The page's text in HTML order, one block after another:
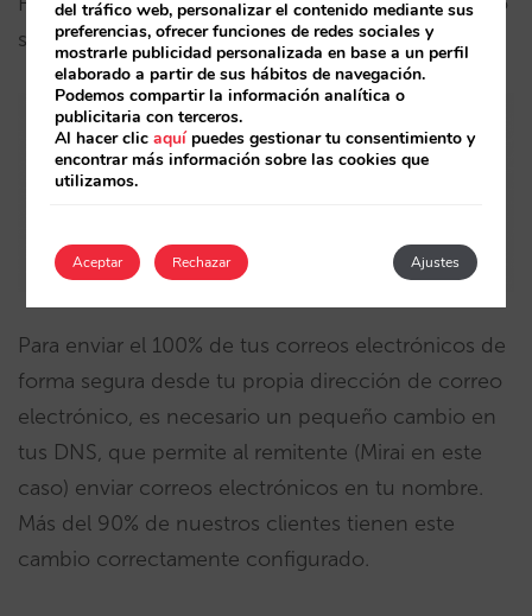
spam si no envías estos correos correctamente.
Para enviar el 100% de tus correos electrónicos de
forma segura desde tu propia dirección de correo
electrónico, es necesario un pequeño cambio en
tus DNS, que permite al remitente (Mirai en este
caso) enviar correos electrónicos en tu nombre.
Más del 90% de nuestros clientes tienen este
cambio correctamente configurado.
del tráfico web, personalizar el contenido mediante sus
preferencias, ofrecer funciones de redes sociales y
mostrarle publicidad personalizada en base a un perfil
elaborado a partir de sus hábitos de navegación.
Podemos compartir la información analítica o
publicitaria con terceros.
Al hacer clicaquípuedes gestionar tu consentimiento y
encontrar más información sobre las cookies que
utilizamos.
Aceptar Ajustes
Rechazar